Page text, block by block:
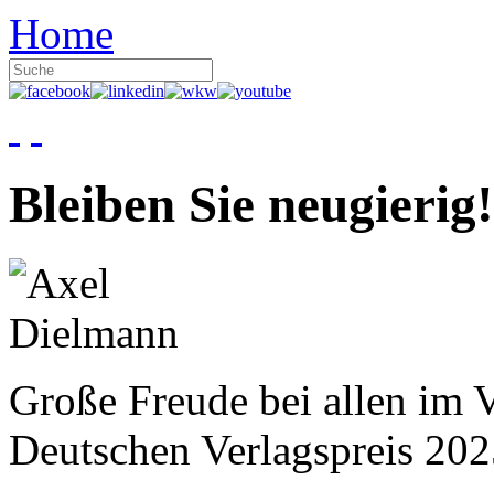
Home
Bleiben Sie neugierig!
Große Freude bei allen im
Deutschen Verlagspreis